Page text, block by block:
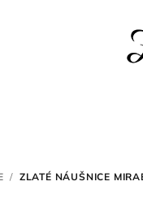
/ ZLATÉ NÁUŠNICE